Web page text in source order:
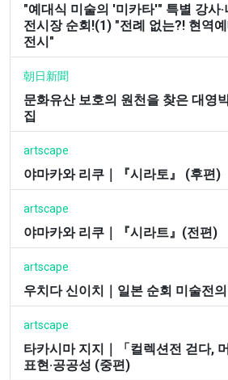
"예대식 미술의 '미카타'" 특별 강사
전시장 순회!(1) "전례 없는?! 현역
전시"
朝日新聞
문화유산 보호의 원천을 찾은 대영
집
artscape
야마카와 리쿠｜『시라토』 (후편)
artscape
야마카와 리쿠｜『시라트』(전편)
artscape
우치다 신이치｜일본 순회 미술전
artscape
타카시마 지지｜「컬렉션전 걷다,
표현·공공성 (중편)